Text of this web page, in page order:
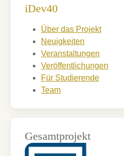
iDev40
Über das Projekt
Neuigkeiten
Veranstaltungen
Veröffentlichungen
Für Studierende
Team
Gesamtprojekt